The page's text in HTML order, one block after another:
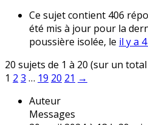
Ce sujet contient 406
été mis à jour pour la
poussière isolée, le il y a
20 sujets de 1 à 20 (sur un total
1 2 3 … 19 20 21 →
Auteur
Messages